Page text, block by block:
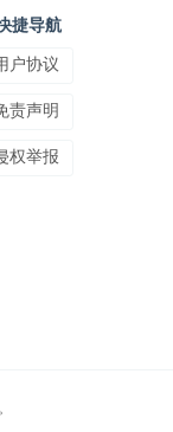
捷导航
户协议
责声明
权举报